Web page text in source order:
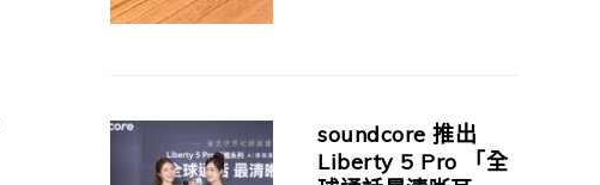
soundcore 推出
Liberty 5 Pro 「全